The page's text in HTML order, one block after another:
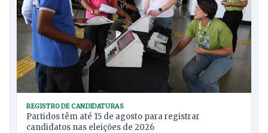
REGISTRO DE CANDIDATURAS
Partidos têm até 15 de agosto para registrar
candidatos nas eleições de 2026